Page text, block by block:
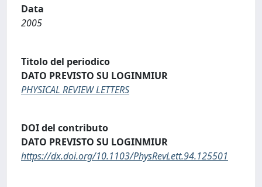
Data
2005
Titolo del periodico
DATO PREVISTO SU LOGINMIUR
PHYSICAL REVIEW LETTERS
DOI del contributo
DATO PREVISTO SU LOGINMIUR
https://dx.doi.org/10.1103/PhysRevLett.94.125501